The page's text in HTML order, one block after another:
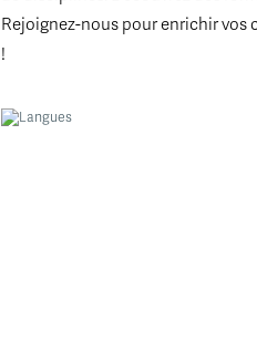
Rejoignez-nous pour enrichir vos
!